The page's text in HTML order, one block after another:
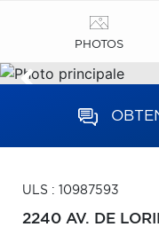
PHOTOS
ULS : 10987593
2240 AV. DE